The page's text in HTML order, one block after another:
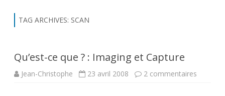
TAG ARCHIVES: SCAN
Qu’est-ce que ? : Imaging et Capture
Jean-Christophe 23 avril 2008 2 commentaires